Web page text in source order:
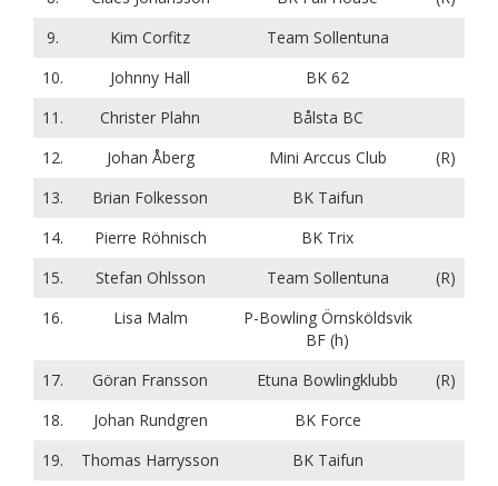
9.
Kim Corfitz
Team Sollentuna
10.
Johnny Hall
BK 62
11.
Christer Plahn
Bålsta BC
12.
Johan Åberg Mini Arccus Club
(R)
13.
Brian Folkesson
BK Taifun
14.
Pierre Röhnisch
BK Trix
15.
Stefan Ohlsson Team Sollentuna
(R)
16.
Lisa Malm
P-Bowling Örnsköldsvik
BF (h)
17.
Göran Fransson Etuna Bowlingklubb
(R)
18.
Johan Rundgren
BK Force
19.
Thomas Harrysson BK Taifun